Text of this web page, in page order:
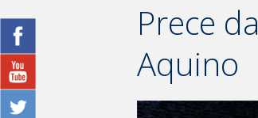
Prece
Aquino